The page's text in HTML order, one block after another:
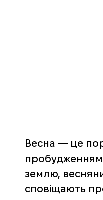
Весна — це
пробудженням
землю,
сповіщають